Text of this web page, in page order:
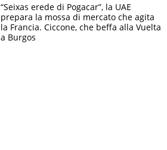
“Seixas erede di Pogacar”, la UAE
prepara la mossa di mercato che agita
la Francia. Ciccone, che beffa alla Vuelta
a Burgos